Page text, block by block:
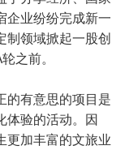
企业纷纷完成新一
制领域掀起一股创
之前。
的有意思的项目是
体验的活动。因
更加丰富的文旅业